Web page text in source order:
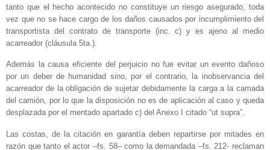
tanto que el hecho acontecido no constituye un riesgo asegurado, toda
vez que no se hace cargo de los daños causados por incumplimiento del
transportista del contrato de transporte (inc. c) y es ajeno al medio
acarreador (cláusula 5ta.).
Además la causa eficiente del perjuicio no fue evitar un evento dañoso
por un deber de humanidad sino, por el contrario, la inobservancia del
acarreador de la obligación de sujetar debidamente la carga a la camada
del camión, por lo que la disposición no es de aplicación al caso y queda
desplazada por el mentado apartado c) del Anexo I citado “ut supra”.
Las costas, de la citación en garantía deben repartirse por mitades en
razón que tanto el actor –fs. 58– como la demandada –fs. 212- reclaman